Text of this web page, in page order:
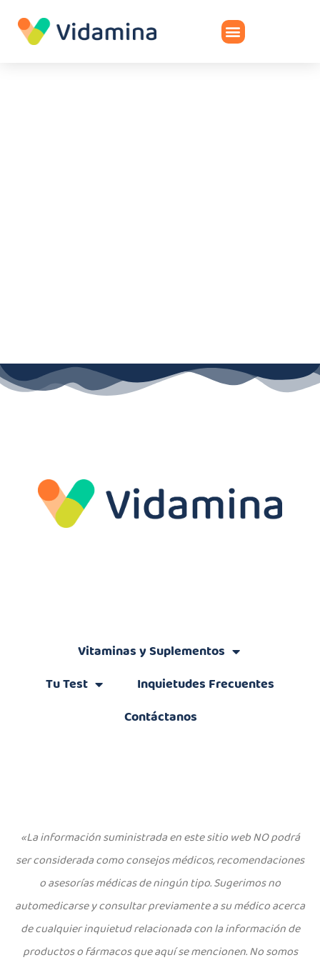
Vitaminas y Suplementos
Tu Test
Inquietudes Frecuentes
Contáctanos
«La información suministrada en este sitio web NO podrá
ser considerada como consejos médicos, recomendaciones
o asesorías médicas de ningún tipo. Sugerimos no
automedicarse y consultar previamente a su médico acerca
de cualquier inquietud relacionada con la información de
productos o fármacos que aquí se mencionen. No somos